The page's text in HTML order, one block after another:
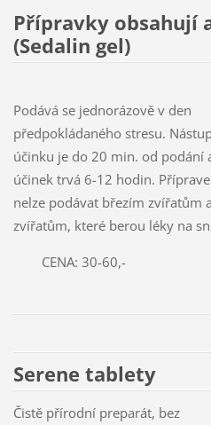
Přípravky obsahují
(Sedalin gel)
Podává se jednorázově v den
předpokládaného stresu.
účinku je do 20 min. od podání
účinek trvá 6-12 hodin.
nelze podávat březím zvířatům a
zvířatům, které berou léky na
CENA: 30-60,-
Serene tablety
Čistě přírodní preparát, bez